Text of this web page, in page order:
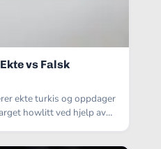
vs Falsk
ekte turkis og oppdager
howlitt ved hjelp av